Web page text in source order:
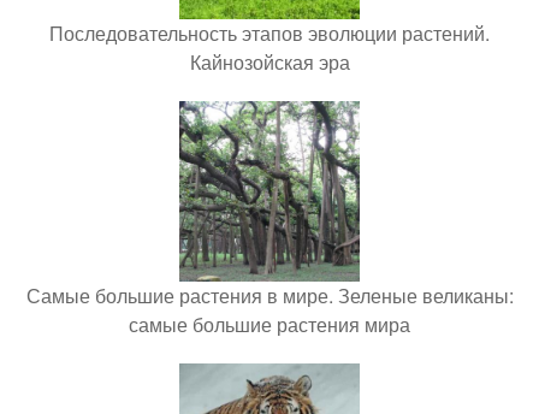
Последовательность этапов эволюции растений.
Кайнозойская эра
Самые большие растения в мире. Зеленые великаны:
самые большие растения мира